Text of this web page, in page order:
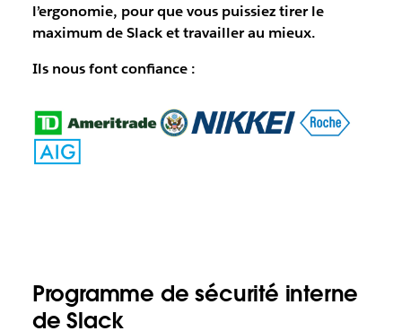
l’ergonomie, pour que vous puissiez tirer le
maximum de Slack et travailler au mieux.
Ils nous font confiance :
Programme de sécurité interne
de Slack